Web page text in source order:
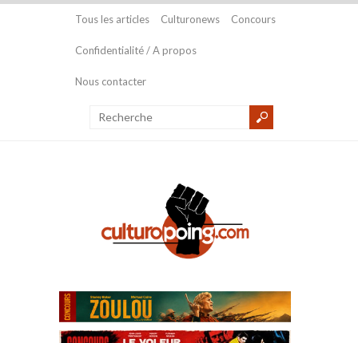
Tous les articles Culturonews Concours
Confidentialité / A propos
Nous contacter